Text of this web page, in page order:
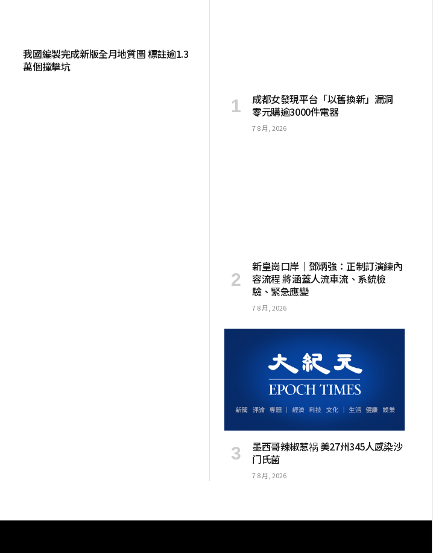
我國編製完成新版全月地質圖 標註逾1.3
萬個撞擊坑
成都女發現平台「以舊換新」漏洞
零元購逾3000件電器
7 8 月, 2026
新皇崗口岸｜鄧炳強：正制訂演練內
容流程 將涵蓋人流車流、系統檢
驗、緊急應變
7 8 月, 2026
墨西哥辣椒惹祸 美27州345人感染沙
门氏菌
7 8 月, 2026